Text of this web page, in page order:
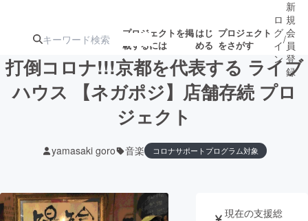
プロジェクトを掲
載するには
はじ
める
プロジェクト
をさがす
注目の新着プロ募集終了が近いプ
ロ
グ
イ
ン
/
新
規
会
員
登
録
打倒コロナ!!!京都を代表する ライブ
ハウス 【ネガポジ】店舗存続 プロ
ジェクト
yamasaki goro 音楽 コロナサポートプログラム対象
現在の支援総